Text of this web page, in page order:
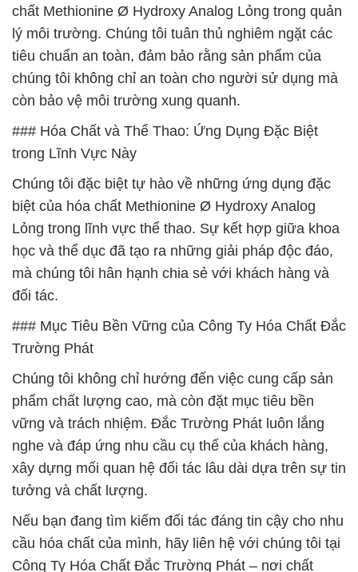
chất Methionine Ø Hydroxy Analog Lỏng trong quản
lý môi trường. Chúng tôi tuân thủ nghiêm ngặt các
tiêu chuẩn an toàn, đảm bảo rằng sản phẩm của
chúng tôi không chỉ an toàn cho người sử dụng mà
còn bảo vệ môi trường xung quanh.
### Hóa Chất và Thể Thao: Ứng Dụng Đặc Biệt
trong Lĩnh Vực Này
Chúng tôi đặc biệt tự hào về những ứng dụng đặc
biệt của hóa chất Methionine Ø Hydroxy Analog
Lỏng trong lĩnh vực thể thao. Sự kết hợp giữa khoa
học và thể dục đã tạo ra những giải pháp độc đáo,
mà chúng tôi hân hạnh chia sẻ với khách hàng và
đối tác.
### Mục Tiêu Bền Vững của Công Ty Hóa Chất Đắc
Trường Phát
Chúng tôi không chỉ hướng đến việc cung cấp sản
phẩm chất lượng cao, mà còn đặt mục tiêu bền
vững và trách nhiệm. Đắc Trường Phát luôn lắng
nghe và đáp ứng nhu cầu cụ thể của khách hàng,
xây dựng mối quan hệ đối tác lâu dài dựa trên sự tin
tưởng và chất lượng.
Nếu bạn đang tìm kiếm đối tác đáng tin cậy cho nhu
cầu hóa chất của mình, hãy liên hệ với chúng tôi tại
Công Ty Hóa Chất Đắc Trường Phát – nơi chất